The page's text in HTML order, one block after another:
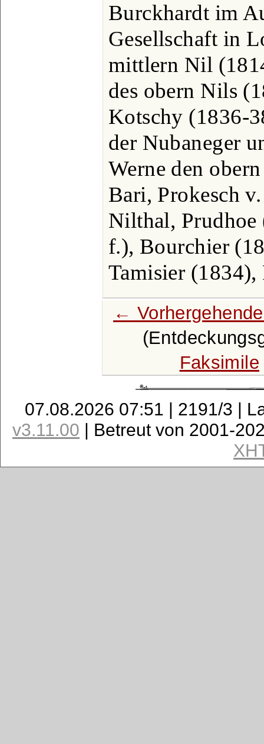
Burckhardt im
Gesellschaft in
mittlern Nil
des obern Nils
Kotschy (1836-
der Nubaneger
Werne den
Bari, Prokesch
Nilthal,
f.), Bourchier
Tamisier (1834),
←
Faksimile
07.08.2026 07:51 | 2191/3 |
v3.11.00 | Betreut von 2001-